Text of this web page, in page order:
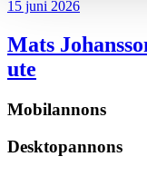
15 juni 2026
Mats
ute
Mobilannons
Desktopannons